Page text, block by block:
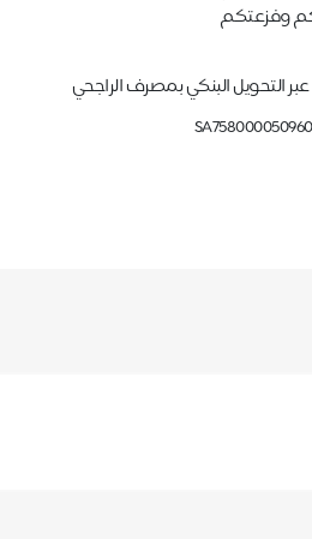
وفزعتكم
التحويل البنكي بمصرف الراجحي